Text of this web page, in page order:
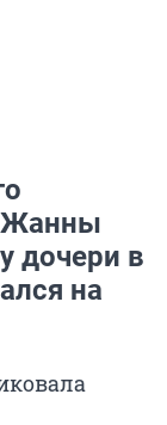
Жанны
дочери в
на